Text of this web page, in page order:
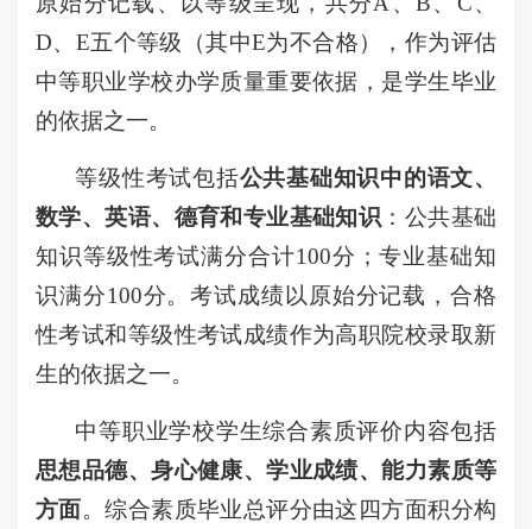
D、E五个等级（其中E为不合格），作为评估
中等职业学校办学质量重要依据，是学生毕业
的依据之一。
等级性考试包括公共基础知识中的语文、
数学、英语、德育和专业基础知识 ：公共基础
知识等级性考试满分合计100分；专业基础知
识满分100分。考试成绩以原始分记载，合格
性考试和等级性考试成绩作为高职院校录取新
生的依据之一。
中等职业学校学生综合素质评价内容包括
思想品德、身心健康、学业成绩、能力素质等
方面。综合素质毕业总评分由这四方面积分构